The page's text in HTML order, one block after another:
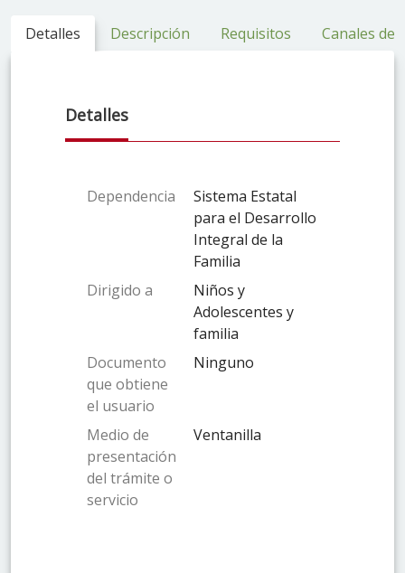
Detalles Descripción Requisitos Canales de
Detalles
Dependencia
Sistema Estatal
para el Desarrollo
Integral de la
Familia
Dirigido a
Niños y
Adolescentes y
familia
Documento
que obtiene
el usuario
Ninguno
Medio de
presentación
del trámite o
servicio
Ventanilla